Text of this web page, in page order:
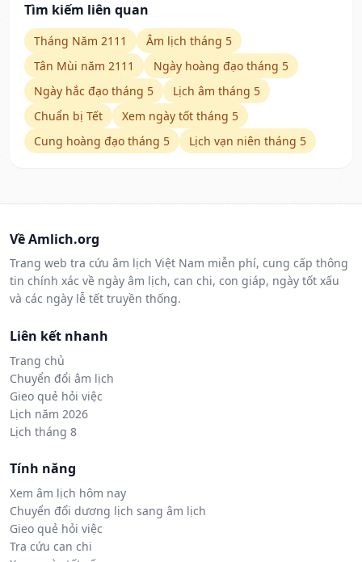
Tìm kiếm liên quan
Tháng Năm 2111
Âm lịch tháng 5
Tân Mùi năm 2111
Ngày hoàng đạo tháng 5
Ngày hắc đạo tháng 5
Lịch âm tháng 5
Chuẩn bị Tết
Xem ngày tốt tháng 5
Cung hoàng đạo tháng 5
Lịch vạn niên tháng 5
Về Amlich.org
Trang web tra cứu âm lịch Việt Nam miễn phí, cung cấp thông
tin chính xác về ngày âm lịch, can chi, con giáp, ngày tốt xấu
và các ngày lễ tết truyền thống.
Liên kết nhanh
Trang chủ
Chuyển đổi âm lịch
Gieo quẻ hỏi việc
Lịch năm 2026
Lịch tháng 8
Tính năng
Xem âm lịch hôm nay
Chuyển đổi dương lịch sang âm lịch
Gieo quẻ hỏi việc
Tra cứu can chi